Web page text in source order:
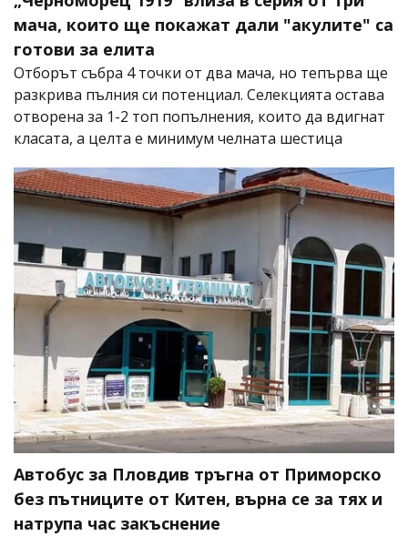
мача, които ще покажат дали "акулите" са
готови за елита
Отборът събра 4 точки от два мача, но тепърва ще
разкрива пълния си потенциал. Селекцията остава
отворена за 1-2 топ попълнения, които да вдигнат
класата, а целта е минимум челната шестица
Автобус за Пловдив тръгна от Приморско
без пътниците от Китен, върна се за тях и
натрупа час закъснение